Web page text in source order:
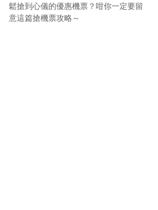
鬆搶到心儀的優惠機票？咁你一定要留
意這篇搶機票攻略～